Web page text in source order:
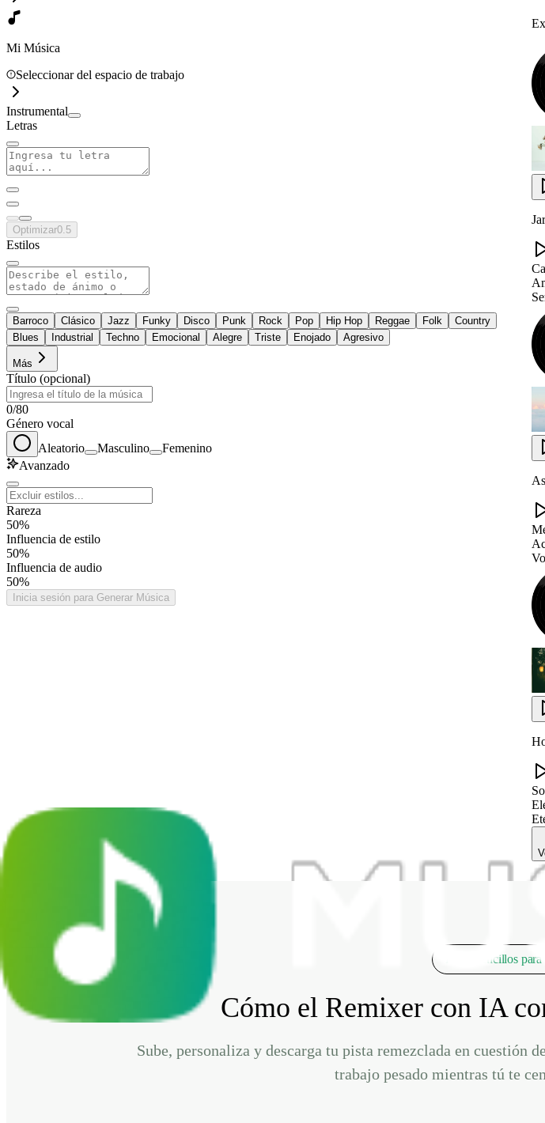
Mi Música
Seleccionar del espacio de trabajo
Instrumental
Letras
Optimizar0.5
Estilos
Barroco Clásico Jazz Funky Disco Punk Rock Pop Hip Hop Reggae Folk
Country
Blues
Industrial Techno Emocional Alegre Triste Enojado Agresivo
Más
Título (opcional)
0/80
Género vocal
Aleatorio
Masculino
Femenino
Avanzado
Rareza
50%
Influencia de estilo
50%
Influencia de audio
50%
Inicia sesión para Generar Música
Pasos sencillos
Cómo el Remixer con IA
Sube, personaliza y descarga tu pista remezclada en cuestión
trabajo pesado mientras tú te